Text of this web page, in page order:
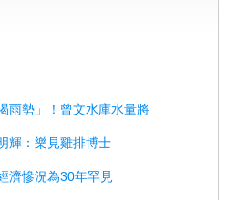
雨勢」！曾文水庫水量將
輝：樂見雞排博士
濟慘況為30年罕見